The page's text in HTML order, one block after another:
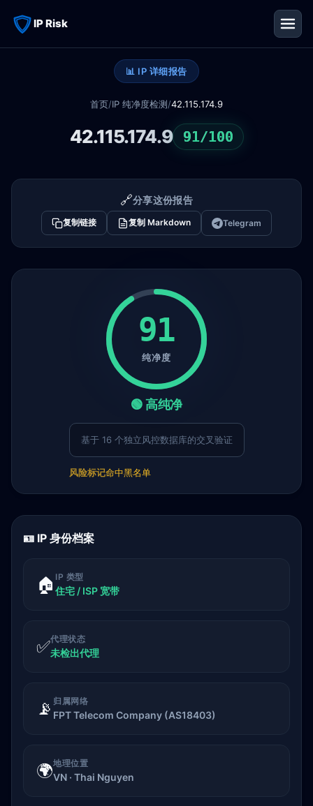
IP Risk
📊 IP 详细报告
首页/IP 纯净度检测/42.115.174.9
42.115.174.9 91/100
🔗分享这份报告
复制链接 复制 Markdown Telegram
91
纯净度
🟢 高纯净
基于 16 个独立风控数据库的交叉验证
风险标记命中黑名单
🪪 IP 身份档案
🏠 IP 类型
住宅 / ISP 宽带
✅代理状态
未检出代理
📡 归属网络
FPT Telecom Company (AS18403)
🌍地理位置
VN · Thai Nguyen